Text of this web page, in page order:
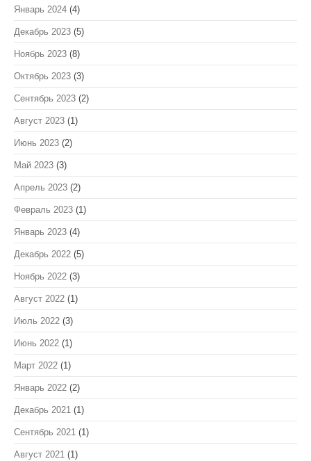
Январь 2024 (4)
Декабрь 2023 (5)
Ноябрь 2023 (8)
Октябрь 2023 (3)
Сентябрь 2023 (2)
Август 2023 (1)
Июнь 2023 (2)
Май 2023 (3)
Апрель 2023 (2)
Февраль 2023 (1)
Январь 2023 (4)
Декабрь 2022 (5)
Ноябрь 2022 (3)
Август 2022 (1)
Июль 2022 (3)
Июнь 2022 (1)
Март 2022 (1)
Январь 2022 (2)
Декабрь 2021 (1)
Сентябрь 2021 (1)
Август 2021 (1)